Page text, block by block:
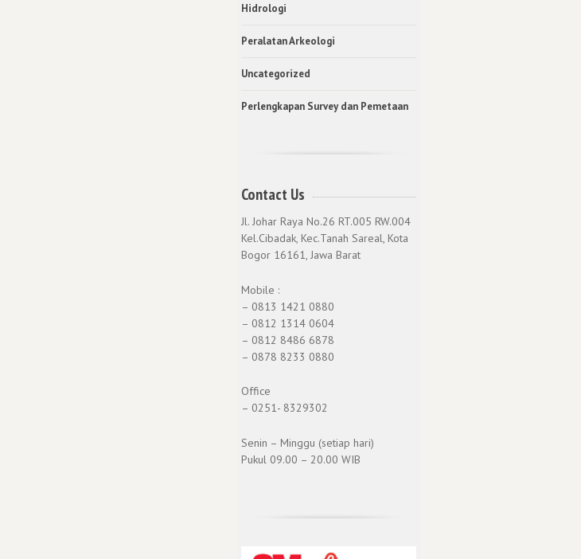
Hidrologi
Peralatan Arkeologi
Uncategorized
Perlengkapan Survey dan Pemetaan
Contact Us
Jl. Johar Raya No.26 RT.005 RW.004
Kel.Cibadak, Kec.Tanah Sareal, Kota
Bogor 16161, Jawa Barat
Mobile :
– 0813 1421 0880
– 0812 1314 0604
– 0812 8486 6878
– 0878 8233 0880
Office
– 0251- 8329302
Senin – Minggu (setiap hari)
Pukul 09.00 – 20.00 WIB